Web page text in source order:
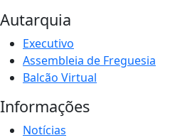
Autarquia
Executivo
Assembleia de Freguesia
Balcão Virtual
Informações
Notícias